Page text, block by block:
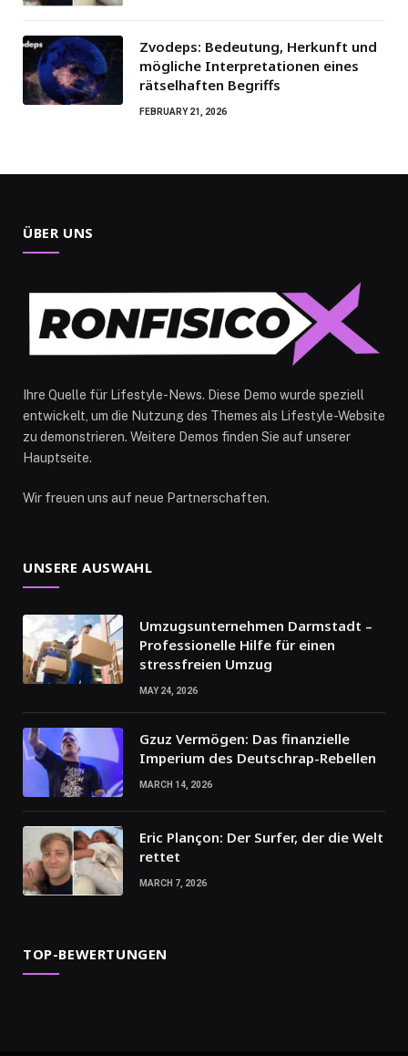
Zvodeps: Bedeutung, Herkunft und
mögliche Interpretationen eines
rätselhaften Begriffs
FEBRUARY 21, 2026
ÜBER UNS
Ihre Quelle für Lifestyle-News. Diese Demo wurde speziell
entwickelt, um die Nutzung des Themes als Lifestyle-Website
zu demonstrieren. Weitere Demos finden Sie auf unserer
Hauptseite.
Wir freuen uns auf neue Partnerschaften.
UNSERE AUSWAHL
Umzugsunternehmen Darmstadt –
Professionelle Hilfe für einen
stressfreien Umzug
MAY 24, 2026
Gzuz Vermögen: Das finanzielle
Imperium des Deutschrap-Rebellen
MARCH 14, 2026
Eric Plançon: Der Surfer, der die Welt
rettet
MARCH 7, 2026
TOP-BEWERTUNGEN